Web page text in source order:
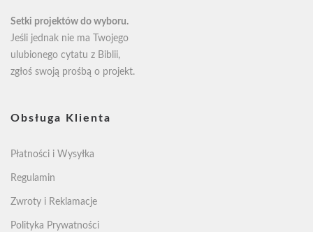
Setki projektów do wyboru.
Jeśli jednak nie ma Twojego
ulubionego cytatu z Biblii,
zgłoś swoją prośbą o projekt.
Obsługa Klienta
Płatności i Wysyłka
Regulamin
Zwroty i Reklamacje
Polityka Prywatności